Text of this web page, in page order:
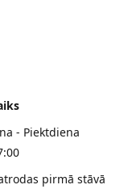
- Piektdiena
pirmā stāvā